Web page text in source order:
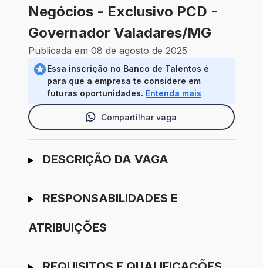
Negócios - Exclusivo PCD -
Governador Valadares/MG
Publicada em 08 de agosto de 2025
Essa inscrição no Banco de Talentos é
para que a empresa te considere em
futuras oportunidades. Entenda mais
Compartilhar vaga
Ir para candidatura
DESCRIÇÃO DA VAGA
RESPONSABILIDADES E
ATRIBUIÇÕES